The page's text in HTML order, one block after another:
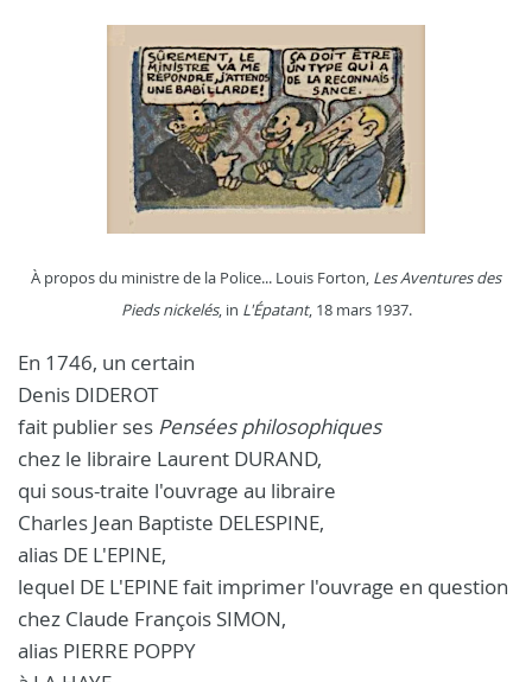
À propos du ministre de la Police... Louis Forton, Les Aventures des
Pieds nickelés, in L'Épatant, 18 mars 1937.
En 1746, un certain
Denis DIDEROT
fait publier ses Pensées philosophiques
chez le libraire Laurent DURAND,
qui sous-traite l'ouvrage au libraire
Charles Jean Baptiste DELESPINE,
alias DE L'EPINE,
lequel DE L'EPINE fait imprimer l'ouvrage en question
chez Claude François SIMON,
alias PIERRE POPPY